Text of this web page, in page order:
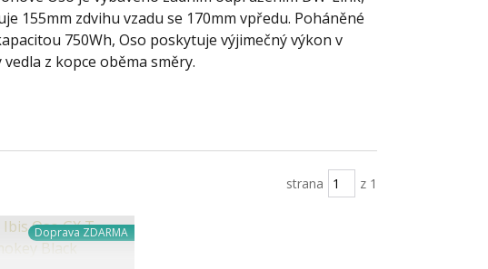
155mm zdvihu vzadu se 170mm vpředu. Poháněné
750Wh, Oso poskytuje výjimečný výkon v
z kopce oběma směry.
strana z 1
Doprava ZDARMA